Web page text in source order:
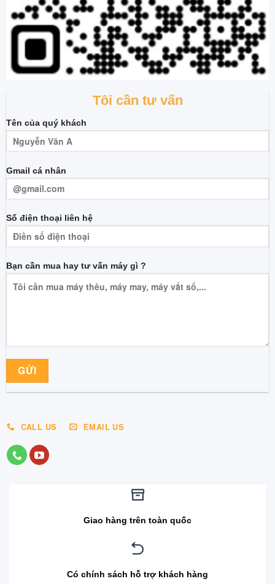
Tôi cần tư vấn
Tên của quý khách
Gmail cá nhân
Số điện thoại liên hệ
Bạn cần mua hay tư vấn máy gì ?
CALL US EMAIL US
Giao hàng trên toàn quốc
Có chính sách hỗ trợ khách hàng